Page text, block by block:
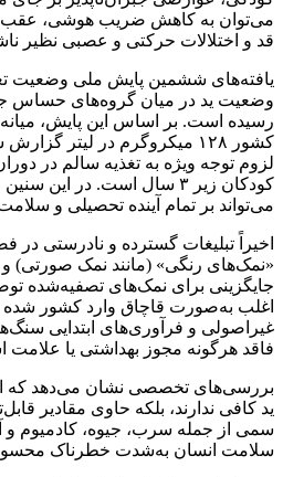
می‌توان به کاهش ضریب هوشی،
قد و اختلالات حرکتی و عصبی نظیر
یافته‌های ششمین پایش ملی وضعیت
وضعیت ید در میان گروه‌های حساس
رسیده است. بر اساس این پایش، میانه
کشور ۱۲۸ میکروگرم در لیتر
لزوم توجه ویژه به تغذیه سالم در
کودکان زیر ۳ سال است. در
می‌تواند بر تمام آینده تحصیلی و
اخیراً تبلیغات گسترده و نادرستی در
«نمک‌های رنگی» (مانند نمک صورتی) و
جایگزینی برای نمک‌های تصفیه‌شده
اغلب به‌صورت قاچاق وارد کشور شده
غیراصولی و فرآوری‌های ابتدایی
فاقد هرگونه مجوز بهداشتی یا علامت
بررسی‌های تخصصی نشان می‌دهد که این
ید کافی ندارند، بلکه حاوی مقادیر
سمی از جمله سرب، جیوه، کادمیوم و
سلامت انسان به‌شدت خطرناک